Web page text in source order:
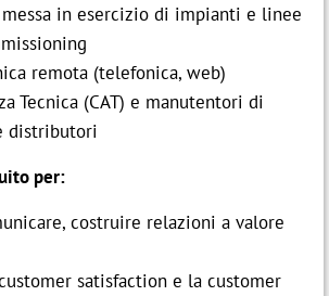
in esercizio di impianti e linee
remota (telefonica, web)
Tecnica (CAT) e manutentori di
distributori
per:
costruire relazioni a valore
satisfaction e la customer
IT